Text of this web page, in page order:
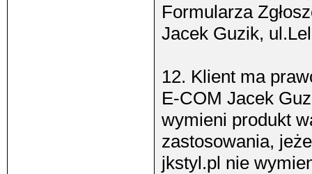
Formularza
Jacek Guzik,
12. Klient ma
E-COM Jacek
wymieni produkt
zastosowania,
jkstyl.pl nie